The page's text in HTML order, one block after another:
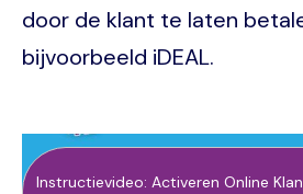
door de klant te laten
bijvoorbeeld iDEAL.
Instructievideo: Activeren Online